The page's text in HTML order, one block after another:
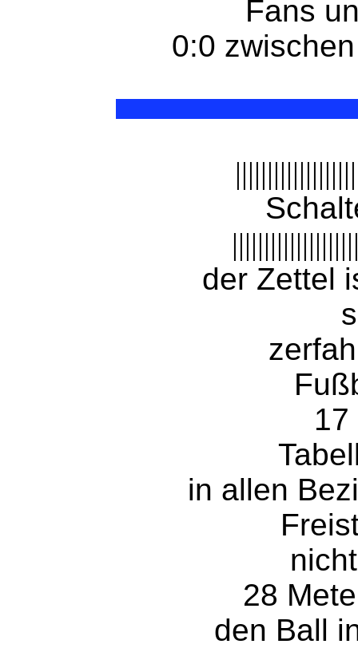
Fans
0:0
der Zettel
17
in allen
28
den Ball